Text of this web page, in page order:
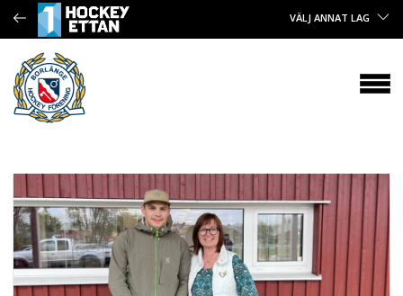
VÄLJ ANNAT LAG